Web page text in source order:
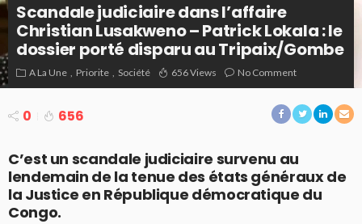
Scandale judiciaire dans l’affaire
Christian Lusakweno – Patrick Lokala : le
dossier porté disparu au Tripaix/Gombe
A La Une Priorite Société 656 Views No Comment
0 656
C’est un scandale judiciaire survenu au
lendemain de la tenue des états généraux de
la Justice en République démocratique du
Congo.